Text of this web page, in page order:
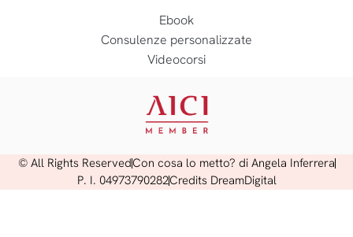
Ebook
Consulenze personalizzate
Videocorsi
© All Rights ReservedCon cosa lo metto? di Angela Inferrera
P. I. 04973790282Credits DreamDigital